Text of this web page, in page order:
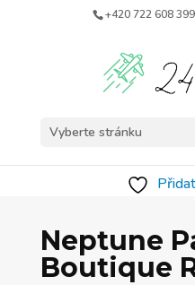
+420 722 608 399
Vyberte stránku
Neptune
Boutique